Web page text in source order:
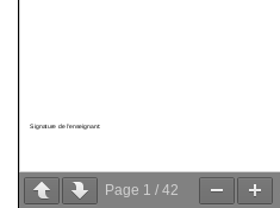
Page 1 / 42